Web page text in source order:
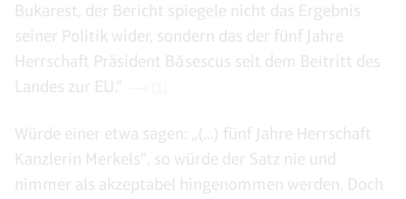
Bukarest, der Bericht spiegele nicht das Ergebnis
seiner Politik wider, sondern das der fünf Jahre
Herrschaft Präsident Băsescus seit dem Beitritt des
Landes zur EU.“
Würde einer etwa sagen: „(...) fünf Jahre Herrschaft
Kanzlerin Merkels“, so würde der Satz nie und
nimmer als akzeptabel hingenommen werden. Doch